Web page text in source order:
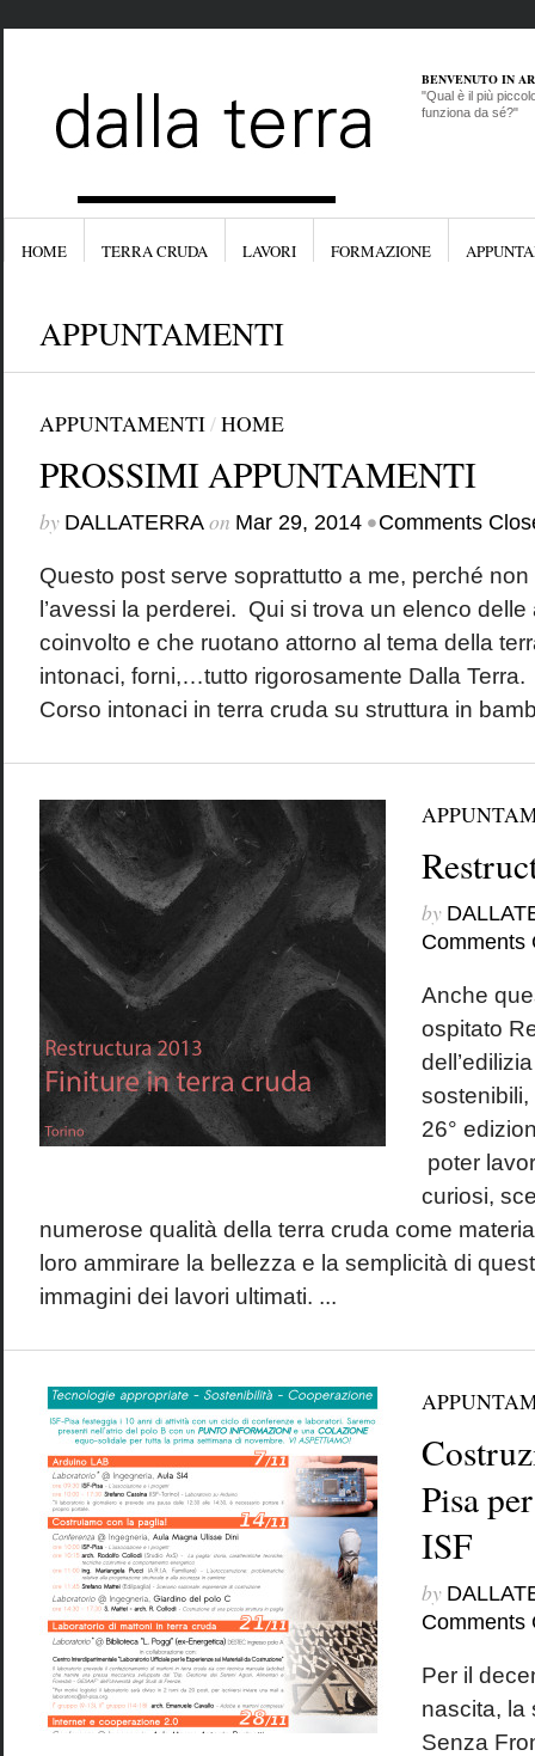
BENVENUTO IN
"Qual è il più
funziona da sé?"
HOME TERRA CRUDA LAVORI FORMAZIONE
APPUNTAMENTI
APPUNTAMENTI/HOME
PROSSIMI APPUNTAMENTI
by DALLATERRAon Mar 29, 2014 •Comments
Questo post serve soprattutto a me, perché non
l’avessi la perderei. Qui si trova un elenco
coinvolto e che ruotano attorno al tema della
intonaci, forni,…tutto rigorosamente Dalla
Corso intonaci in terra cruda su struttura in
by
Comments
Anche
ospitato
26°
poter
curiosi,
numerose qualità della terra cruda come
loro ammirare la bellezza e la semplicità di
immagini dei lavori ultimati. ...
Pisa
ISF
by
Comments
Per il
nascita, la
Senza